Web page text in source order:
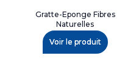
Gratte-Eponge Fibres
Naturelles
Voir le produit